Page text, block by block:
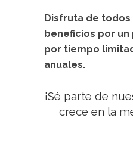
Disfruta de todos
beneficios por
por tiempo
anuales.
¡Sé parte de
crece en la